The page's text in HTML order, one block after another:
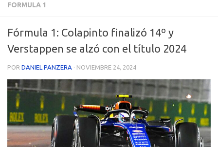
FORMULA 1
Fórmula 1: Colapinto finalizó 14º y
Verstappen se alzó con el título 2024
POR DANIEL PANZERA · NOVIEMBRE 24, 2024